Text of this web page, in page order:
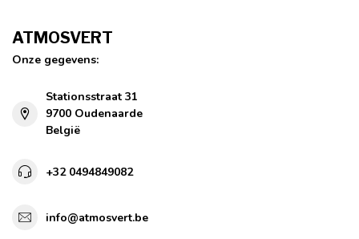
ATMOSVERT
Onze gegevens:
Stationsstraat 31
9700 Oudenaarde
België
+32 0494849082
info@atmosvert.be